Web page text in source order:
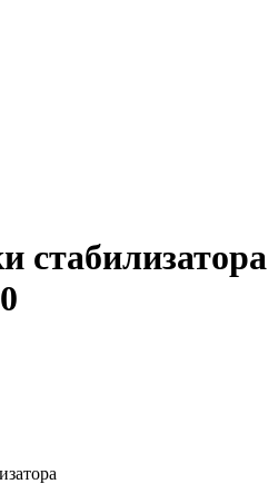
стабилизатора